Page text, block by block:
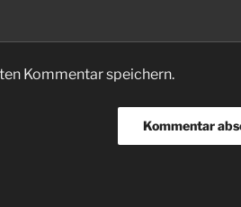
Kommentar speichern.